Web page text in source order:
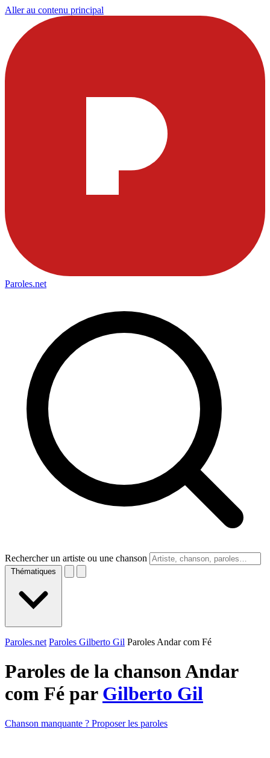
Aller au contenu principal
Paroles.net
Rechercher un artiste ou une chanson
Thématiques
Paroles.net Paroles Gilberto Gil Paroles Andar com Fé
Paroles de la chanson Andar
com Fé par Gilberto Gil
Chanson manquante ? Proposer les paroles